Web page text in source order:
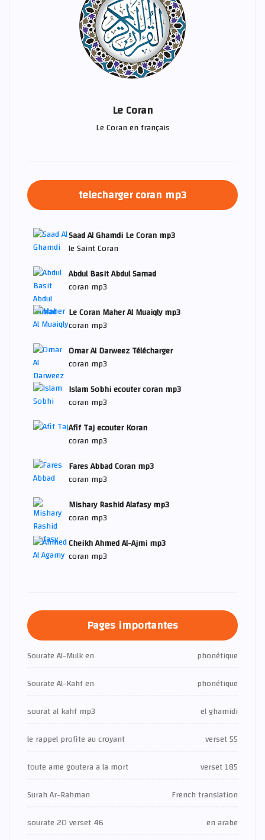
Le Coran
Le Coran en français
telecharger coran mp3
Saad Al Ghamdi Le Coran mp3
le Saint Coran
Abdul Basit Abdul Samad
coran mp3
Le Coran Maher Al Muaiqly mp3
coran mp3
Omar Al Darweez Télécharger
coran mp3
Islam Sobhi ecouter coran mp3
coran mp3
Afif Taj ecouter Koran
coran mp3
Fares Abbad Coran mp3
coran mp3
Mishary Rashid Alafasy mp3
coran mp3
Cheikh Ahmed Al-Ajmi mp3
coran mp3
Pages importantes
Sourate Al-Mulk en
phonétique
Sourate Al-Kahf en
phonétique
sourat al kahf mp3
el ghamidi
le rappel profite au croyant
verset 55
toute ame goutera a la mort
verset 185
Surah Ar-Rahman
French translation
sourate 20 verset 46
en arabe